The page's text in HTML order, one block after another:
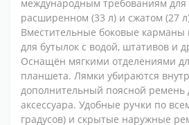
международным требованиям для
расширенном (33 л) и сжатом (27
Вместительные боковые карманы
для бутылок с водой, штативов и
Оснащён мягкими отделениями
планшета. Лямки убираются
дополнительный поясной ремень
аксессуара. Удобные ручки по
градусов) и скрытые наружные